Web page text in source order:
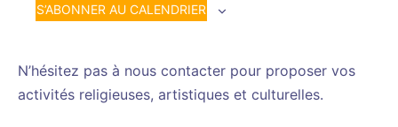
S’ABONNER AU CALENDRIER
N’hésitez pas à nous contacter pour proposer vos
activités religieuses, artistiques et culturelles.